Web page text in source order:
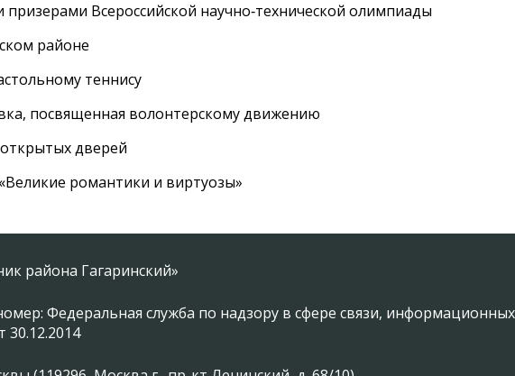
Всероссийской научно‑технической олимпиады
районе
теннису
посвященная волонтерскому движению
дверей
романтики и виртуозы»
района Гагаринский»
Федеральная служба по надзору в сфере связи,